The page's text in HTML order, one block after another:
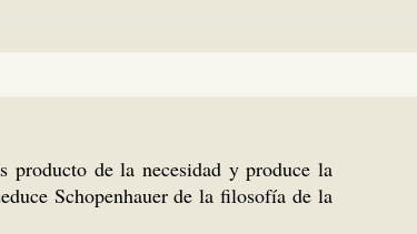
de la necesidad y produce la
Schopenhauer de la filosofía de la